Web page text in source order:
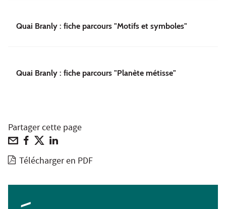
Quai Branly : fiche parcours "Motifs et symboles"
Quai Branly : fiche parcours "Planète métisse"
Partager cette page
Télécharger en PDF